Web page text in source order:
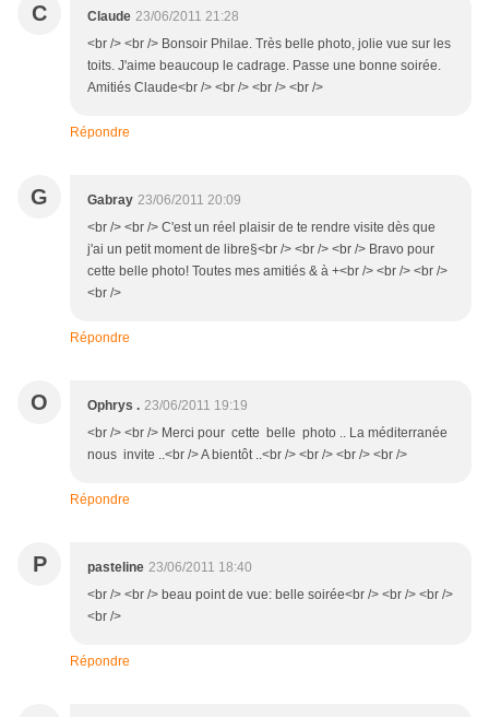
C Claude 23/06/2011 21:28
<br /> <br /> Bonsoir Philae. Très belle photo, jolie vue sur les
toits. J'aime beaucoup le cadrage. Passe une bonne soirée.
Amitiés Claude<br /> <br /> <br /> <br />
Répondre
G Gabray 23/06/2011 20:09
<br /> <br /> C'est un réel plaisir de te rendre visite dès que
j'ai un petit moment de libre§<br /> <br /> <br /> Bravo pour
cette belle photo! Toutes mes amitiés & à +<br /> <br /> <br />
<br />
Répondre
O Ophrys . 23/06/2011 19:19
<br /> <br /> Merci pour cette belle photo .. La méditerranée
nous invite ..<br /> A bientôt ..<br /> <br /> <br /> <br />
Répondre
P pasteline 23/06/2011 18:40
<br /> <br /> beau point de vue: belle soirée<br /> <br /> <br />
<br />
Répondre